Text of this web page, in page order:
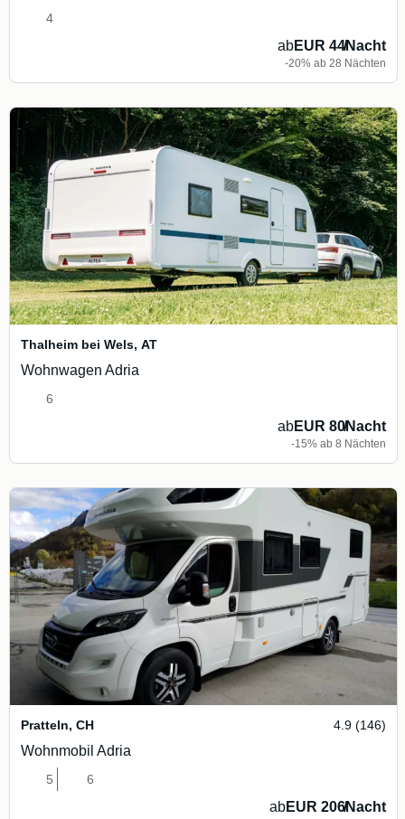
4
abEUR 44/Nacht
-20% ab 28 Nächten
Thalheim bei Wels, AT
Wohnwagen Adria
6
abEUR 80/Nacht
-15% ab 8 Nächten
Pratteln, CH 4.9 (146)
Wohnmobil Adria
5 6
abEUR 206/Nacht